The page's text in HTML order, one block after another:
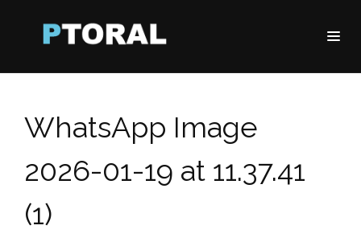
WhatsApp Image
2026-01-19 at 11.37.41
(1)